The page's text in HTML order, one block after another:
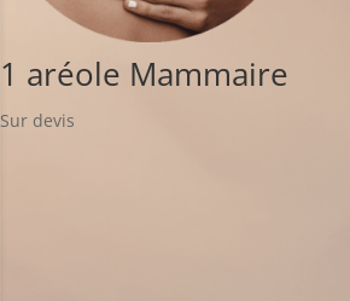
1 aréole Mammaire
Sur devis